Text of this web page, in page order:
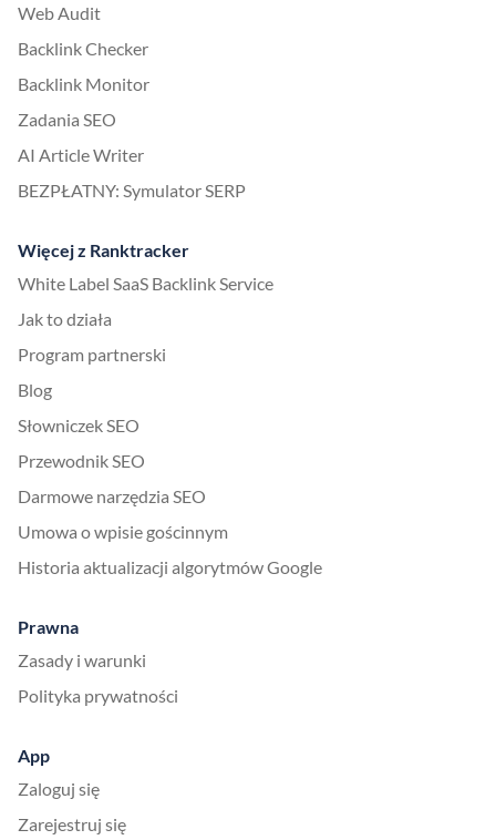
Web Audit
Backlink Checker
Backlink Monitor
Zadania SEO
AI Article Writer
BEZPŁATNY: Symulator SERP
Więcej z Ranktracker
White Label SaaS Backlink Service
Jak to działa
Program partnerski
Blog
Słowniczek SEO
Przewodnik SEO
Darmowe narzędzia SEO
Umowa o wpisie gościnnym
Historia aktualizacji algorytmów Google
Prawna
Zasady i warunki
Polityka prywatności
App
Zaloguj się
Zarejestruj się